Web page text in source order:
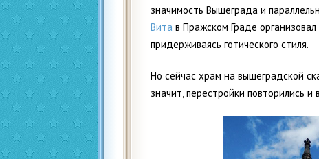
значимость Вышеграда и
Вита в Пражском Граде
придерживаясь готического стиля.
Но сейчас храм на вышеградской
значит, перестройки повторились